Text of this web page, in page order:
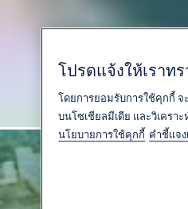
โปรดแจ้งให้เรา
โดยการยอมรับการใช้คุกกี้
บนโซเชียลมีเดีย และวิเคร
นโยบายการใช้คุกกี้ คำชี้แจ